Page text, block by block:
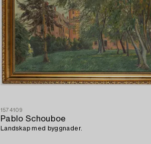
1574109
Pablo Schouboe
Landskap med byggnader.